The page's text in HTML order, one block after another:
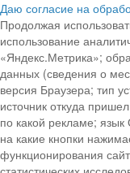
Даю согласие на
Продолжая
использование
«Яндекс.Метрика»;
данных (сведения о
версия Браузера; тип
источник откуда
по какой рекламе;
на какие кнопки
функционирования